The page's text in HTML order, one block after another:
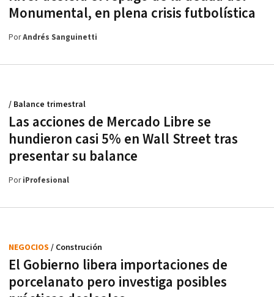
Monumental, en plena crisis futbolística
PorAndrés Sanguinetti
Las acciones de Mercado Libre se
hundieron casi 5% en Wall Street tras
presentar su balance
/ Balance trimestral
PoriProfesional
El Gobierno libera importaciones de
porcelanato pero investiga posibles
NEGOCIOS / Construción